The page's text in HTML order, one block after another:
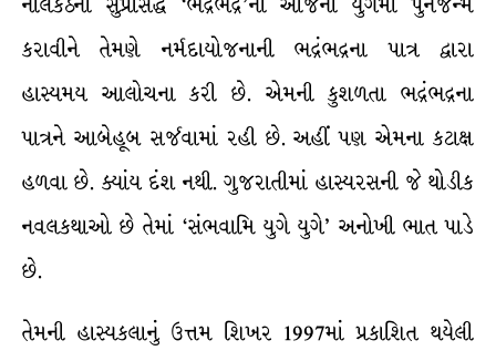
કરાવીને તેમણે નર્મદાયોજનાની ભદ્રંભદ્રના પાત્ર દ્વારા
હાસ્યમય આલોચના કરી છે. એમની કુશળતા ભદ્રંભદ્રના
પાત્રને આબેહૂબ સર્જવામાં રહી છે. અહીં પણ એમના કટાક્ષ
હળવા છે. ક્યાંય દંશ નથી. ગુજરાતીમાં હાસ્યરસની જે થોડીક
નવલકથાઓ છે તેમાં ‘સંભવામિ યુગે યુગે’ અનોખી ભાત પાડે
છે.
તેમની હાસ્યકલાનું ઉત્તમ શિખર 1997માં પ્રકાશિત થયેલી